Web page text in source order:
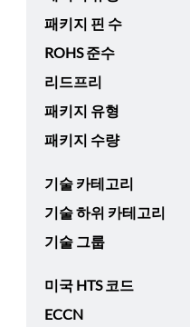
패키지 핀 수
ROHS 준수
리드프리
패키지 유형
패키지 수량
기술 카테고리
기술 하위 카테고리
기술 그룹
미국 HTS 코드
ECCN